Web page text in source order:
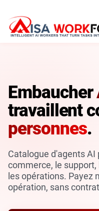
Embaucher
travaillent
personnes.
Catalogue d'agents AI
commerce, le
les opérations. Payez
opération, sans